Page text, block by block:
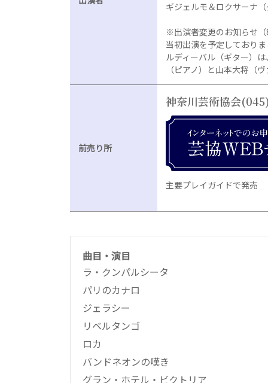
ギジェルモ＆ロクサーナ
※出演者変更のお知らせ
当初出演を予定しており
ルディーバル（ギター）
（ピアノ）と山本大将（
前売り所
神奈川芸術協会
主要プレイガイドで発売
曲目・演目
ラ・クンパルシータ
パリのカナロ
ジェラシー
リベルタンゴ
ロカ
バンドネオンの嘆き
グラン・ホテル・ビクトリア